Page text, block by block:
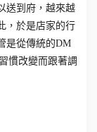
送到府，越來越
，於是店家的行
是從傳統的DM
慣改變而跟著調